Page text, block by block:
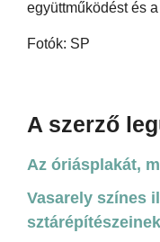
együttműködést és
Fotók: SP
A szerző
Az óriásplakát,
Vasarely színes